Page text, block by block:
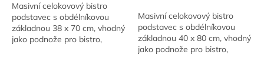
5
hvězdiček.
Masivní celokovový bistro
podstavec s obdélníkovou
základnou 38 x 70 cm, vhodný
jako podnože pro bistro,
Masivní celokovový bistro
podstavec s obdélníkovou
základnou 40 x 80 cm, vhodný
jako podnože pro bistro,